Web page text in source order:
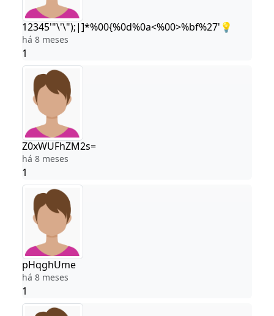
12345'"\'\");|]*%00{%0d%0a<%00>%bf%27'💡
há 8 meses
1
Z0xWUFhZM2s=
há 8 meses
1
pHqghUme
há 8 meses
1